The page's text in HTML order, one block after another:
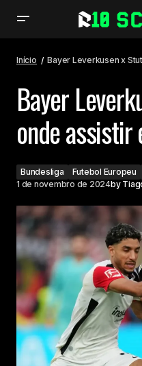
Início Bayer Leverkusen x
Bayer
onde assistir
Bundesliga Futebol Europeu
1 de novembro de 2024by